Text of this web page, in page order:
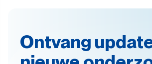
Ontvang